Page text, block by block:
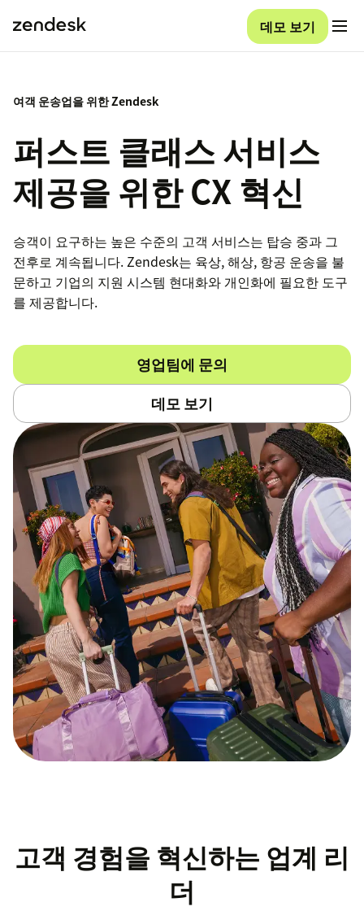
데모 보기
여객 운송업을 위한 Zendesk
퍼스트 클래스 서비스
제공을 위한 CX 혁신
승객이 요구하는 높은 수준의 고객 서비스는 탑승 중과 그
전후로 계속됩니다. Zendesk는 육상, 해상, 항공 운송을 불
문하고 기업의 지원 시스템 현대화와 개인화에 필요한 도구
를 제공합니다.
영업팀에 문의
데모 보기
고객 경험을 혁신하는 업계 리
더